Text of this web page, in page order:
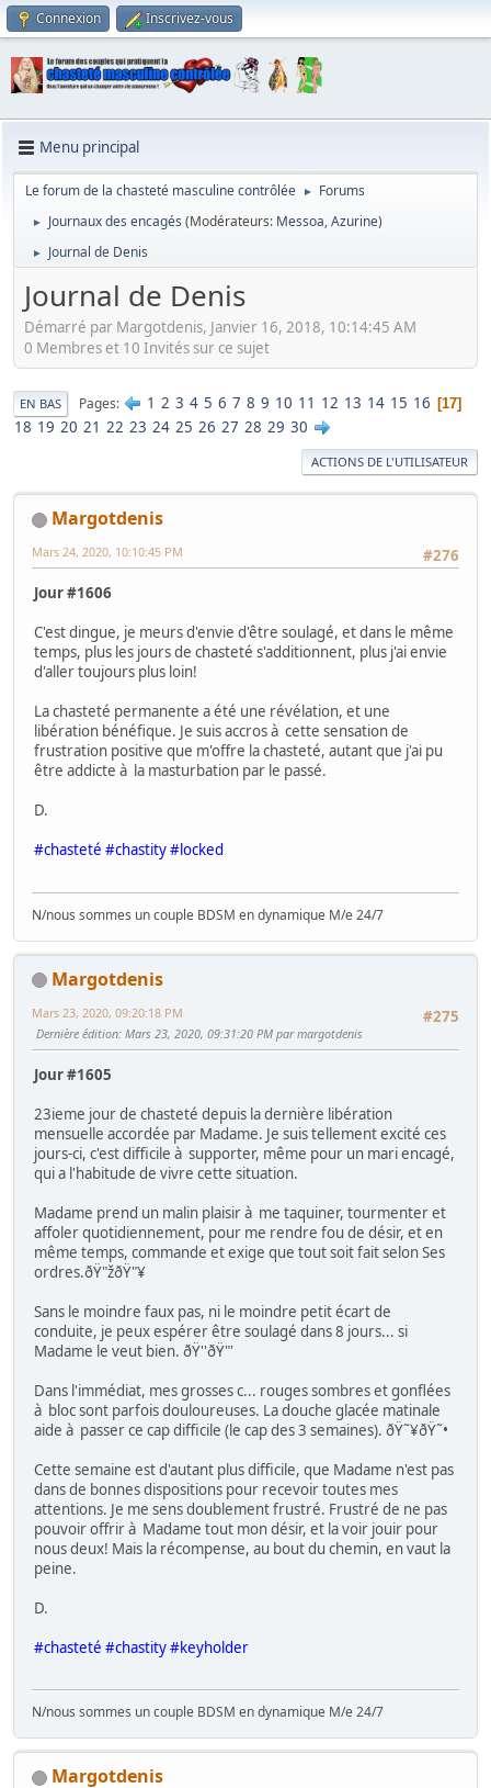
Connexion Inscrivez-vous
Menu principal
Le forum de la chasteté masculine contrôlée ► Forums
► Journaux des encagés (Modérateurs: Messoa,Azurine)
► Journal de Denis
Journal de Denis
Démarré par Margotdenis, Janvier 16, 2018, 10:14:45 AM
0 Membres et 10 Invités sur ce sujet
EN BAS Pages 1 2 3 4 5 6 7 8 9 10 11 12 13 14 15 16 17
18 19 20 21 22 23 24 25 26 27 28 29 30
ACTIONS DE L'UTILISATEUR
Margotdenis
#276
Mars 24, 2020, 10:10:45 PM
Jour #1606
C'est dingue, je meurs d'envie d'être soulagé, et dans le même
temps, plus les jours de chasteté s'additionnent, plus j'ai envie
d'aller toujours plus loin!
La chasteté permanente a été une révélation, et une
libération bénéfique. Je suis accros à cette sensation de
frustration positive que m'offre la chasteté, autant que j'ai pu
être addicte à la masturbation par le passé.
D.
#chasteté #chastity #locked
N/nous sommes un couple BDSM en dynamique M/e 24/7
Margotdenis
#275
Mars 23, 2020, 09:20:18 PM
Dernière édition: Mars 23, 2020, 09:31:20 PM par margotdenis
Jour #1605
23ieme jour de chasteté depuis la dernière libération
mensuelle accordée par Madame. Je suis tellement excité ces
jours-ci, c'est difficile à supporter, même pour un mari encagé,
qui a l'habitude de vivre cette situation.
Madame prend un malin plaisir à me taquiner, tourmenter et
affoler quotidiennement, pour me rendre fou de désir, et en
même temps, commande et exige que tout soit fait selon Ses
ordres.ðŸ"žðŸ"¥
Sans le moindre faux pas, ni le moindre petit écart de
conduite, je peux espérer être soulagé dans 8 jours... si
Madame le veut bien. ðŸ''ðŸ"'
Dans l'immédiat, mes grosses c... rouges sombres et gonflées
à bloc sont parfois douloureuses. La douche glacée matinale
aide à passer ce cap difficile (le cap des 3 semaines). ðŸ˜¥ðŸ˜•
Cette semaine est d'autant plus difficile, que Madame n'est pas
dans de bonnes dispositions pour recevoir toutes mes
attentions. Je me sens doublement frustré. Frustré de ne pas
pouvoir offrir à Madame tout mon désir, et la voir jouir pour
nous deux! Mais la récompense, au bout du chemin, en vaut la
peine.
D.
#chasteté #chastity #keyholder
N/nous sommes un couple BDSM en dynamique M/e 24/7
Margotdenis